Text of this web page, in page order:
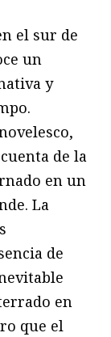
el sur de
un
y
de la
en un
La
de
en
que el